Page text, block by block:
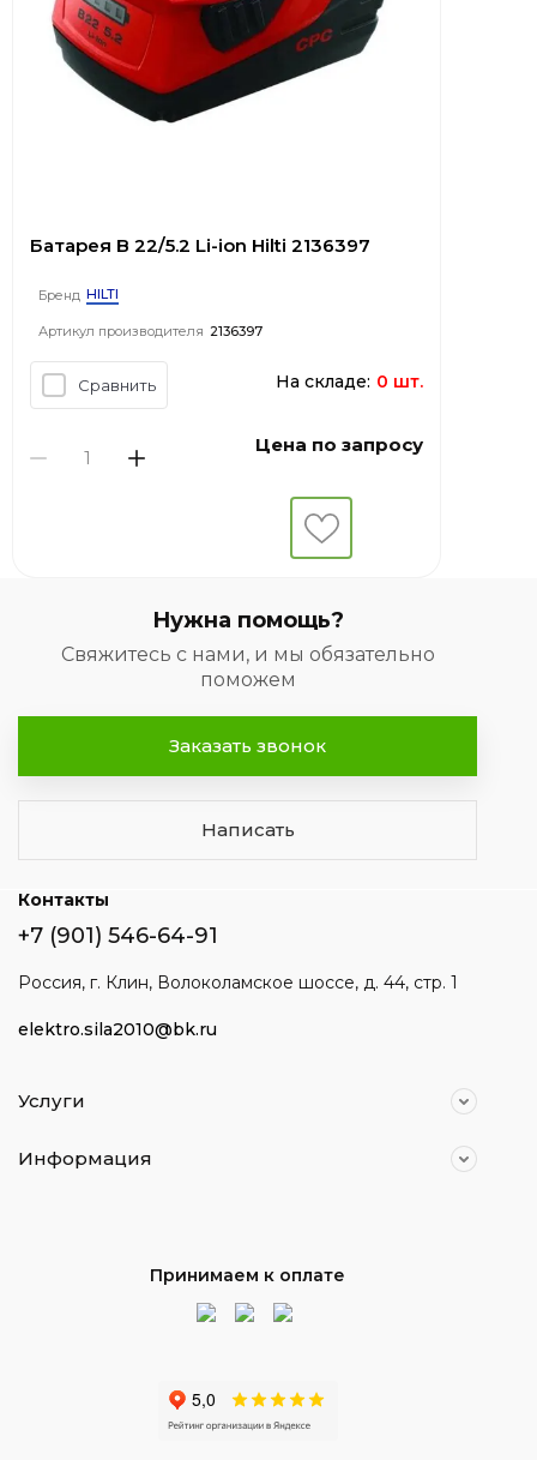
Батарея B 22/5.2 Li-ion Hilti 2136397
Бренд HILTI
Артикул производителя 2136397
Сравнить На складе: 0 шт.
Цена по запросу
Нужна помощь?
Свяжитесь с нами, и мы обязательно
поможем
Заказать звонок
Написать
Контакты
+7 (901) 546-64-91
Россия, г. Клин, Волоколамское шоссе, д. 44, стр. 1
elektro.sila2010@bk.ru
Услуги
Информация
Принимаем к оплате